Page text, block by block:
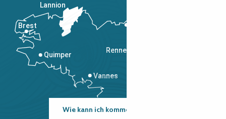
Rennes
Vannes
Quimper
Lannion
Brest
Wie kann ich kommen?